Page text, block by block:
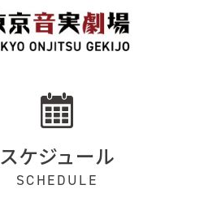
スケジュール
SCHEDULE